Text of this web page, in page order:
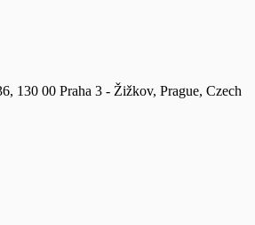
130 00 Praha 3 - Žižkov, Prague, Czech